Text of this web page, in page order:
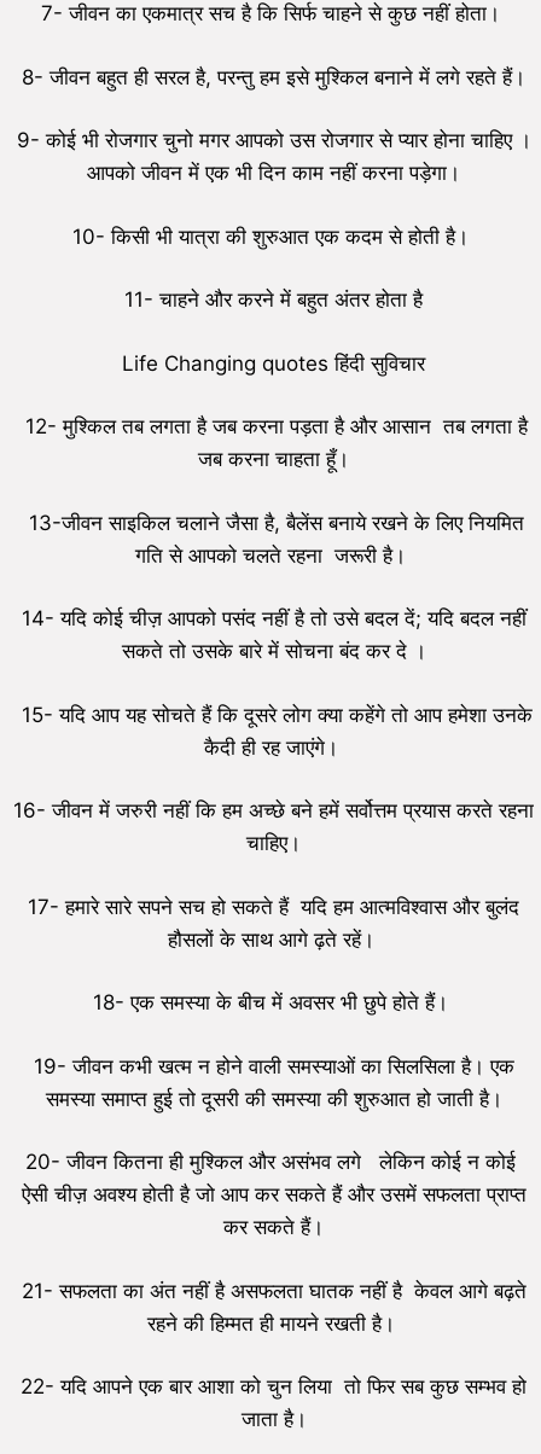
7- जीवन का एकमात्र सच है कि सिर्फ चाहने से कुछ नहीं होता।
8- जीवन बहुत ही सरल है, परन्तु हम इसे मुश्किल बनाने में लगे रहते हैं।
9- कोई भी रोजगार चुनो मगर आपको उस रोजगार से प्यार होना चाहिए ।
आपको जीवन में एक भी दिन काम नहीं करना पड़ेगा।
10- किसी भी यात्रा की शुरुआत एक कदम से होती है।
11- चाहने और करने में बहुत अंतर होता है
Life Changing quotes हिंदी सुविचार
12- मुश्किल तब लगता है जब करना पड़ता है और आसान तब लगता है
जब करना चाहता हूँ।
13-जीवन साइकिल चलाने जैसा है, बैलेंस बनाये रखने के लिए नियमित
गति से आपको चलते रहना जरूरी है।
14- यदि कोई चीज़ आपको पसंद नहीं है तो उसे बदल दें; यदि बदल नहीं
सकते तो उसके बारे में सोचना बंद कर दे ।
15- यदि आप यह सोचते हैं कि दूसरे लोग क्या कहेंगे तो आप हमेशा उनके
कैदी ही रह जाएंगे।
16- जीवन में जरुरी नहीं कि हम अच्छे बने हमें सर्वोत्तम प्रयास करते रहना
चाहिए।
17- हमारे सारे सपने सच हो सकते हैं यदि हम आत्मविश्वास और बुलंद
हौसलों के साथ आगे ढ़ते रहें।
18- एक समस्या के बीच में अवसर भी छुपे होते हैं।
19- जीवन कभी खत्म न होने वाली समस्याओं का सिलसिला है। एक
समस्या समाप्त हुई तो दूसरी की समस्या की शुरुआत हो जाती है।
20- जीवन कितना ही मुश्किल और असंभव लगे लेकिन कोई न कोई
ऐसी चीज़ अवश्य होती है जो आप कर सकते हैं और उसमें सफलता प्राप्त
कर सकते हैं।
21- सफलता का अंत नहीं है असफलता घातक नहीं है केवल आगे बढ़ते
रहने की हिम्मत ही मायने रखती है।
22- यदि आपने एक बार आशा को चुन लिया तो फिर सब कुछ सम्भव हो
जाता है।